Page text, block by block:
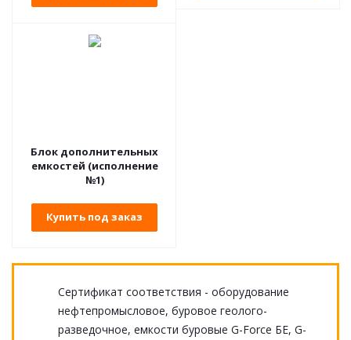
Блок дополнительных
емкостей (исполнение
№1)
Купить под заказ
Сертификат соответствия - оборудование
нефтепромысловое, буровое геолого-
разведочное, емкости буровые G-Force БЕ, G-